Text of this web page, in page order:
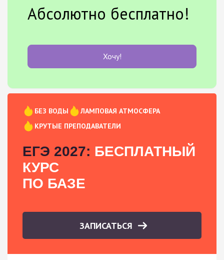
Абсолютно бесплатно!
Хочу!
БЕЗ ВОДЫ
ЛАМПОВАЯ АТМОСФЕРА
КРУТЫЕ ПРЕПОДАВАТЕЛИ
ЕГЭ 2027: БЕСПЛАТНЫЙ
КУРС
ПО БАЗЕ
ЗАПИСАТЬСЯ